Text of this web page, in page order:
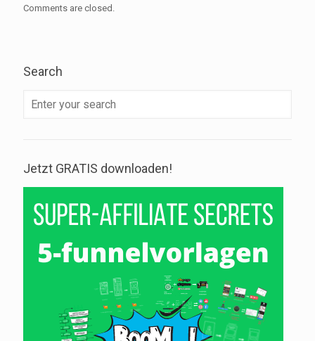
Comments are closed.
Search
Jetzt GRATIS downloaden!